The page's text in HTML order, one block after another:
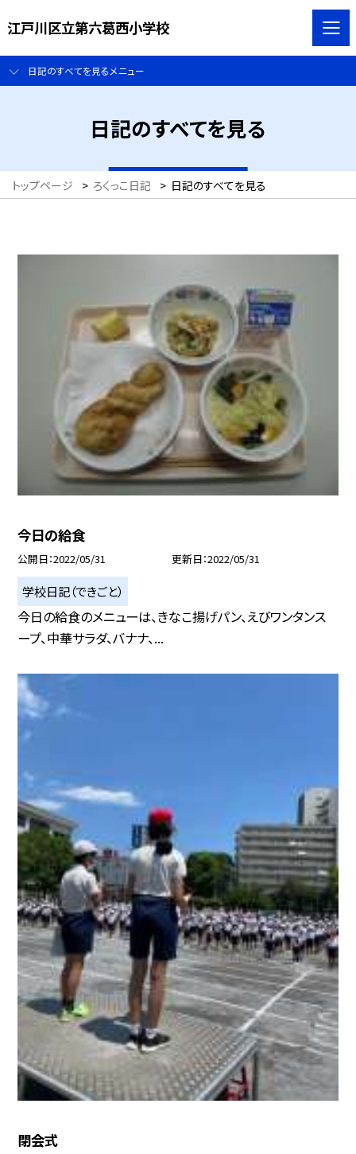
江戸川区立第六葛西小学校
日記のすべてを見るメニュー
日記のすべてを見る
トップページ > ろくっこ日記 > 日記のすべてを見る
今日の給食
公開日 2022/05/31 更新日 2022/05/31
学校日記（できごと）
今日の給食のメニューは、きなこ揚げパン、えびワンタンス
ープ、中華サラダ、バナナ、...
閉会式